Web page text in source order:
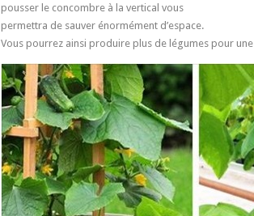
pousser le concombre à la vertical vous
permettra de sauver énormément d’espace.
Vous pourrez ainsi produire plus de légumes pour